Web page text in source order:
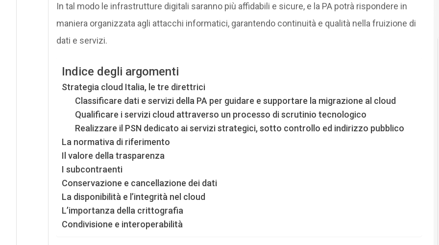
In tal modo le infrastrutture digitali saranno più affidabili e sicure, e la PA potrà rispondere in
maniera organizzata agli attacchi informatici, garantendo continuità e qualità nella fruizione di
dati e servizi.
Indice degli argomenti
Strategia cloud Italia, le tre direttrici
Classificare dati e servizi della PA per guidare e supportare la migrazione al cloud
Qualificare i servizi cloud attraverso un processo di scrutinio tecnologico
Realizzare il PSN dedicato ai servizi strategici, sotto controllo ed indirizzo pubblico
La normativa di riferimento
Il valore della trasparenza
I subcontraenti
Conservazione e cancellazione dei dati
La disponibilità e l’integrità nel cloud
L’importanza della crittografia
Condivisione e interoperabilità
Documenti digitali